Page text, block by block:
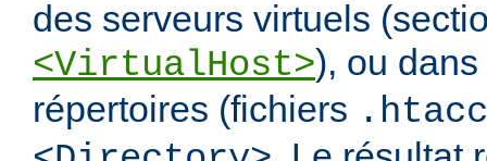
des serveurs virtuels
<VirtualHost>), ou
répertoires (fichiers